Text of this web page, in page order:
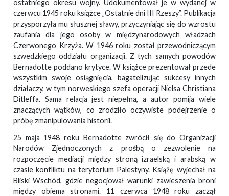
ostatniego okresu wojny. Udokumentował je w wydanej w
czerwcu 1945 roku książce „Ostatnie dni III Rzeszy”. Publikacja
przysporzyła mu słusznej sławy, przyczyniając się do wzrostu
zaufania dla jego osoby w międzynarodowych władzach
Czerwonego Krzyża. W 1946 roku został przewodniczącym
szwedzkiego oddziału organizacji. Z tych samych powodów
Bernadotte poddano krytyce. W książce prezentował przede
wszystkim swoje osiągnięcia, bagatelizując sukcesy innych
działaczy, w tym norweskiego szefa operacji Nielsa Christiana
Ditleffa. Sama relacja jest niepełna, a autor pomija wiele
znaczących wątków, co zrodziło oczywiste podejrzenie o
próbę zmanipulowania historii.
25 maja 1948 roku Bernadotte zwrócił się do Organizacji
Narodów Zjednoczonych z prośbą o zezwolenie na
rozpoczęcie mediacji między stroną izraelską i arabską w
czasie konfliktu na terytorium Palestyny. Książę wyjechał na
Bliski Wschód, gdzie negocjował warunki zawieszenia broni
między obiema stronami. 11 czerwca 1948 roku zaczął